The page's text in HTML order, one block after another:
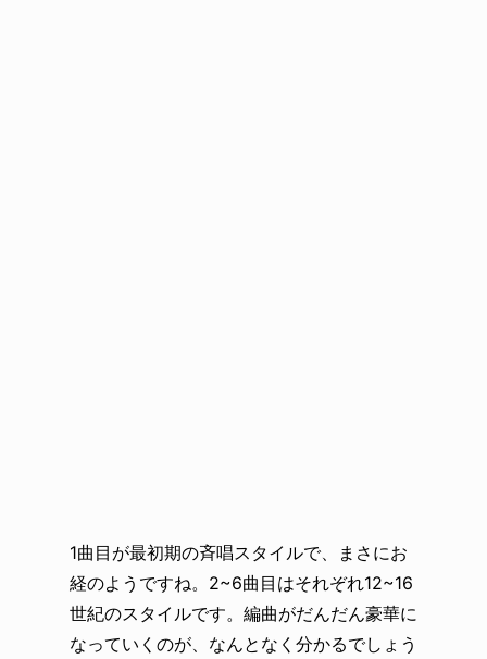
1曲目が最初期の斉唱スタイルで、まさにお
経のようですね。2~6曲目はそれぞれ12~16
世紀のスタイルです。編曲がだんだん豪華に
なっていくのが、なんとなく分かるでしょう